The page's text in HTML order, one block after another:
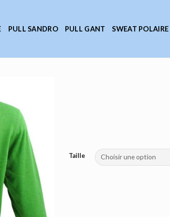
PULL SANDRO PULL GANT SWEAT POLAIRE
Taille